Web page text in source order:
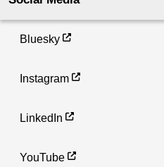
Bluesky
Instagram
LinkedIn
YouTube